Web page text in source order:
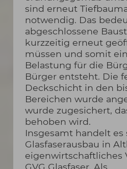
sind erneut
notwendig. Das
abgeschlossene
kurzzeitig erneut
müssen und somit
Belastung für die
Bürger entsteht. Die
Deckschicht in den
Bereichen wurde
wurde zugesichert,
behoben wird.
Insgesamt handelt es
Glasfaserausbau in
eigenwirtschaftliches